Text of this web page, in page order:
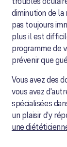
diminution de la
pas toujours
plus il est
programme de
prévenir que
Vous avez des
vous avez
spécialisées
un plaisir d'y
une